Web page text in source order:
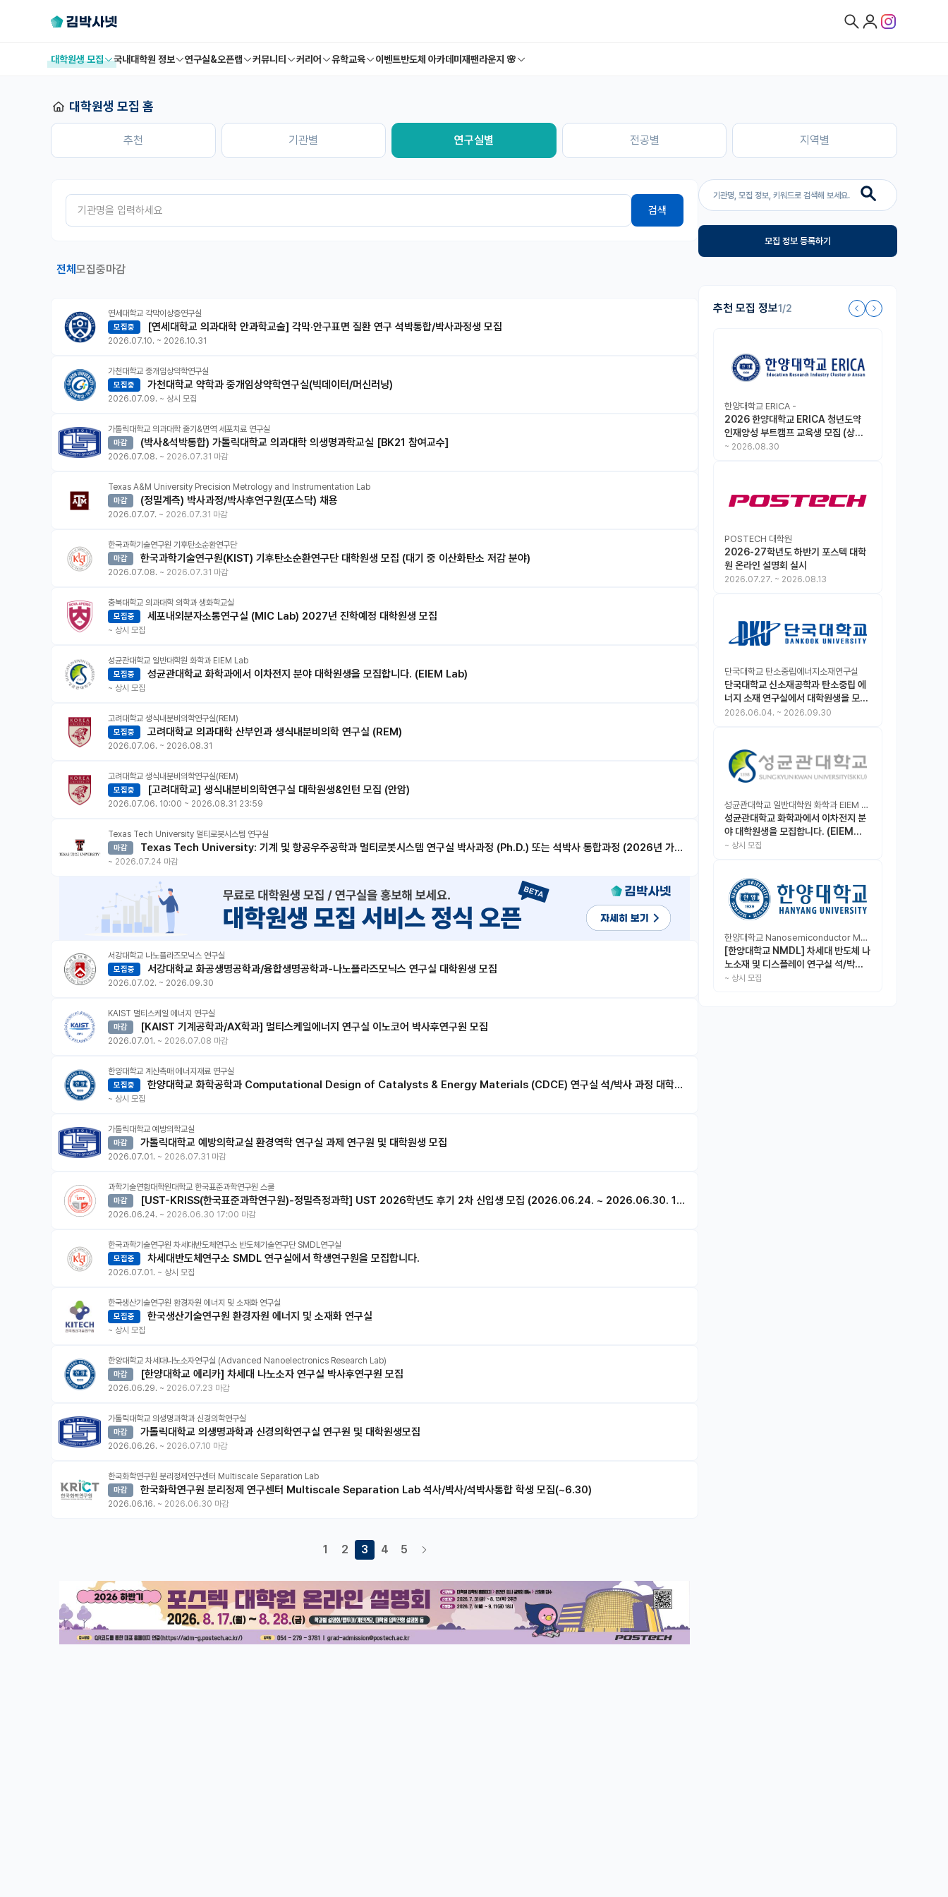
대학원생 모집 국내대학원 정보 연구실&오픈랩 커뮤니티 커리어 유학교육 이벤트반도체 아카데미 재팬라운지 🌸
대학원생 모집 홈
추천 기관별 연구실별 전공별 지역별
모집 정보 등록하기
추천 모집 정보1/2
한양대학교 ERICA -
2026 한양대학교 ERICA 청년도약
인재양성 부트캠프 교육생 모집 (상시
모집 중, 1차 마감 : ~8.30)
~ 2026.08.30
POSTECH 대학원
2026-27학년도 하반기 포스텍 대학
원 온라인 설명회 실시
2026.07.27. ~ 2026.08.13
단국대학교 탄소중립에너지소재연구실
단국대학교 신소재공학과 탄소중립 에
너지 소재 연구실에서 대학원생을 모집
합니다.
2026.06.04. ~ 2026.09.30
성균관대학교 일반대학원 화학과 EIEM Lab
성균관대학교 화학과에서 이차전지 분
야 대학원생을 모집합니다. (EIEM
Lab)
~ 상시 모집
한양대학교 Nanosemiconductor Materials & Display Laboratory
[한양대학교 NMDL] 차세대 반도체 나
노소재 및 디스플레이 연구실 석/박사/
인턴 모집
~ 상시 모집
검색
전체 모집중마감
연세대학교 각막이상증연구실
모집중 [연세대학교 의과대학 안과학교술] 각막·안구표면 질환 연구 석박통합/박사과정생 모집
2026.07.10. ~ 2026.10.31
가천대학교 중개임상약학연구실
모집중 가천대학교 약학과 중개임상약학연구실(빅데이터/머신러닝)
2026.07.09. ~ 상시 모집
가톨릭대학교 의과대학 줄기&면역 세포치료 연구실
마감 (박사&석박통합) 가톨릭대학교 의과대학 의생명과학교실 [BK21 참여교수]
2026.07.08. ~ 2026.07.31 마감
Texas A&M University Precision Metrology and Instrumentation Lab
마감 (정밀계측) 박사과정/박사후연구원(포스닥) 채용
2026.07.07. ~ 2026.07.31 마감
한국과학기술연구원 기후탄소순환연구단
마감 한국과학기술연구원(KIST) 기후탄소순환연구단 대학원생 모집 (대기 중 이산화탄소 저감 분야)
2026.07.08. ~ 2026.07.31 마감
충북대학교 의과대학 의학과 생화학교실
모집중 세포내외분자소통연구실 (MIC Lab) 2027년 진학예정 대학원생 모집
~ 상시 모집
성균관대학교 일반대학원 화학과 EIEM Lab
모집중 성균관대학교 화학과에서 이차전지 분야 대학원생을 모집합니다. (EIEM Lab)
~ 상시 모집
고려대학교 생식내분비의학연구실(REM)
모집중 고려대학교 의과대학 산부인과 생식내분비의학 연구실 (REM)
2026.07.06. ~ 2026.08.31
고려대학교 생식내분비의학연구실(REM)
모집중 [고려대학교] 생식내분비의학연구실 대학원생&인턴 모집 (안암)
2026.07.06. 10:00 ~ 2026.08.31 23:59
Texas Tech University 멀티로봇시스템 연구실
마감
2027년 봄) 지원자 모집
~ 2026.07.24 마감
서강대학교 나노플라즈모닉스 연구실
모집중 서강대학교 화공생명공학과/융합생명공학과-나노플라즈모닉스 연구실 대학원생 모집
2026.07.02. ~ 2026.09.30
KAIST 멀티스케일 에너지 연구실
마감 [KAIST 기계공학과/AX학과] 멀티스케일에너지 연구실 이노코어 박사후연구원 모집
2026.07.01. ~ 2026.07.08 마감
한양대학교 계산촉매 에너지재료 연구실
모집중
생 모집
~ 상시 모집
가톨릭대학교 예방의학교실
마감 가톨릭대학교 예방의학교실 환경역학 연구실 과제 연구원 및 대학원생 모집
2026.07.01. ~ 2026.07.31 마감
과학기술연합대학원대학교 한국표준과학연구원 스쿨
마감
시)
2026.06.24. ~ 2026.06.30 17:00 마감
한국과학기술연구원 차세대반도체연구소 반도체기술연구단 SMDL연구실
모집중 차세대반도체연구소 SMDL 연구실에서 학생연구원을 모집합니다.
2026.07.01. ~ 상시 모집
한국생산기술연구원 환경자원 에너지 및 소재화 연구실
모집중 한국생산기술연구원 환경자원 에너지 및 소재화 연구실
~ 상시 모집
한양대학교 차세대나노소자연구실 (Advanced Nanoelectronics Research Lab)
마감 [한양대학교 에리카] 차세대 나노소자 연구실 박사후연구원 모집
2026.06.29. ~ 2026.07.23 마감
가톨릭대학교 의생명과학과 신경의학연구실
마감 가톨릭대학교 의생명과학과 신경의학연구실 연구원 및 대학원생모집
2026.06.26. ~ 2026.07.10 마감
한국화학연구원 분리정제연구센터 Multiscale Separation Lab
마감 한국화학연구원 분리정제 연구센터 Multiscale Separation Lab 석사/박사/석박사통합 학생 모집(~6.30)
2026.06.16. ~ 2026.06.30 마감
1 2 3 4 5